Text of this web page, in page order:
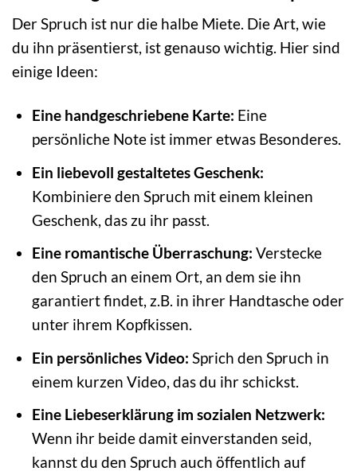
Der Spruch ist nur die halbe Miete. Die Art, wie
du ihn präsentierst, ist genauso wichtig. Hier sind
einige Ideen:
Eine handgeschriebene Karte: Eine
persönliche Note ist immer etwas Besonderes.
Ein liebevoll gestaltetes Geschenk:
Kombiniere den Spruch mit einem kleinen
Geschenk, das zu ihr passt.
Eine romantische Überraschung: Verstecke
den Spruch an einem Ort, an dem sie ihn
garantiert findet, z.B. in ihrer Handtasche oder
unter ihrem Kopfkissen.
Ein persönliches Video: Sprich den Spruch in
einem kurzen Video, das du ihr schickst.
Eine Liebeserklärung im sozialen Netzwerk:
Wenn ihr beide damit einverstanden seid,
kannst du den Spruch auch öffentlich auf